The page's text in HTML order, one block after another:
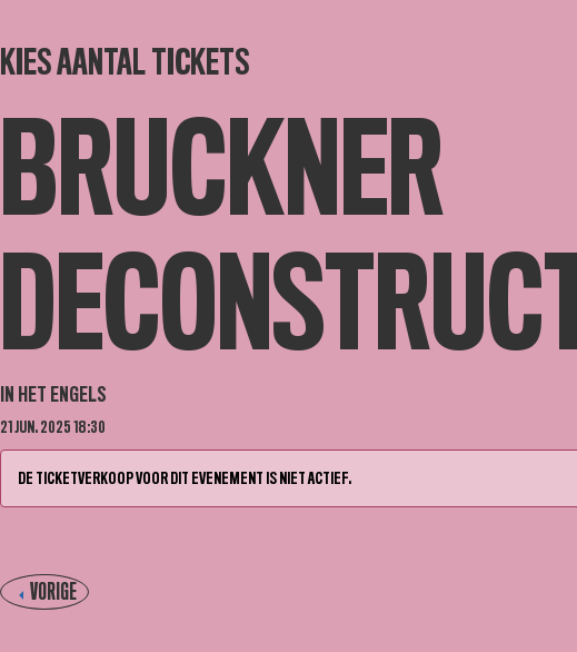
KIES AANTAL TICKETS
BRUCKNER
IN HET ENGELS
21 JUN. 2025 18:30
DE TICKETVERKOOP VOOR DIT EVENEMENT IS NIET ACTIEF.
VORIGE